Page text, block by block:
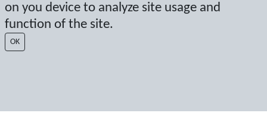
on you device to analyze site usage and
function of the site.
OK
protected by copyright. No copying or redistribution allowed without prior
written permission.